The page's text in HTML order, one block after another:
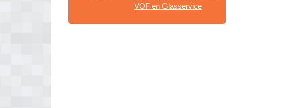
VOF en Glasservice